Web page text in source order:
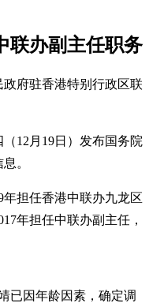
联办副主任职务
府驻香港特别行政区联
12月19日）发布国务院
。
担任香港中联办九龙区
年担任中联办副主任，
已因年龄因素，确定调